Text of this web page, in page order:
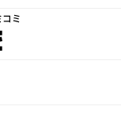
ミコミ
カドコミ